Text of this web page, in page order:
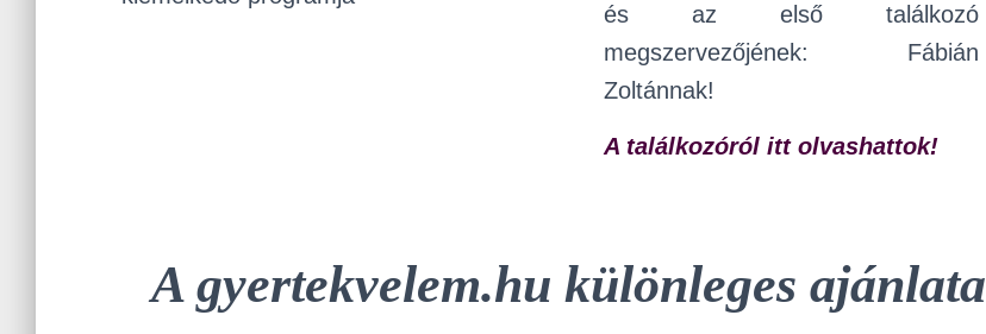
és az első találkozó
megszervezőjének: Fábián
Zoltánnak!
A találkozóról itt olvashattok!
A gyertekvelem.hu különleges ajánlata